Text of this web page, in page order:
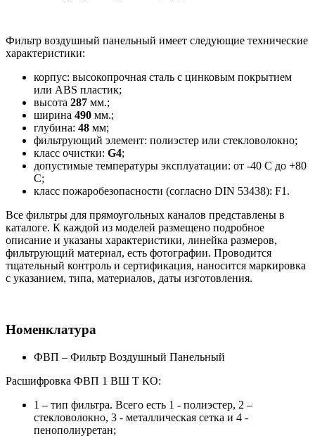
Фильтр воздушный панельный имеет следующие технические
характеристики:
корпус: высокопрочная сталь с цинковым покрытием
или ABS пластик;
высота 287 мм.;
ширина 490 мм.;
глубина: 48 мм;
фильтрующий элемент: полиэстер или стекловолокно;
класс очистки: G4;
допустимые температуры эксплуатации: от -40 С до +80
С;
класс пожаробезопасности (согласно DIN 53438): F1.
Все фильтры для прямоугольных каналов представлены в
каталоге. К каждой из моделей размещено подробное
описание и указаны характеристики, линейка размеров,
фильтрующий материал, есть фотографии. Проводится
тщательный контроль и сертификация, наносится маркировка
с указанием, типа, материалов, даты изготовления.
Номенклатура
ФВП – Фильтр Воздушный Панельный
Расшифровка ФВП 1 ВШ Т КО:
1 – тип фильтра. Всего есть 1 - полиэстер, 2 –
стекловолокно, 3 - металлическая сетка и 4 -
пенополиуретан;